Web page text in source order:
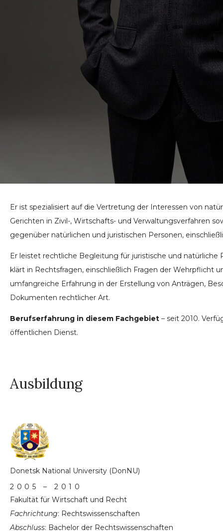
Er ist spezialisiert auf die Vertretung der Interessen von
Gerichten in Zivil-, Wirtschafts- und Verwaltungsverfahren
gegenüber natürlichen und juristischen Personen,
Er leistet rechtliche Begleitung für juristische und
klärt in Rechtsfragen, einschließlich Fragen der Wehrpflicht
umfangreiche Erfahrung in der Erstellung von Anträgen,
Dokumenten rechtlicher Art.
Berufserfahrung in diesem Fachgebiet – seit 2010.
öffentlichen Dienst.
Ausbildung
Donetsk National University (DonNU)
2005 – 2010
Fakultät für Wirtschaft und Recht
Fachrichtung: Rechtswissenschaften
Abschluss: Bachelor der Rechtswissenschaften